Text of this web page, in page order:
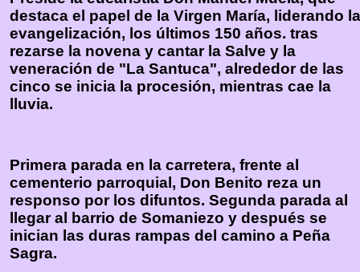
destaca el papel de la Virgen María, liderando la
evangelización, los últimos 150 años. tras
rezarse la novena y cantar la Salve y la
veneración de "La Santuca", alrededor de las
cinco se inicia la procesión, mientras cae la
lluvia.
Primera parada en la carretera, frente al
cementerio parroquial, Don Benito reza un
responso por los difuntos. Segunda parada al
llegar al barrio de Somaniezo y después se
inician las duras rampas del camino a Peña
Sagra.